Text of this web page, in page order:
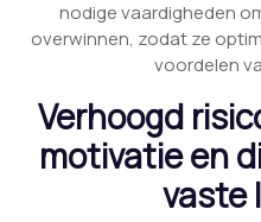
nodige vaardigheden
overwinnen, zodat ze
voordelen
Verhoogd
motivatie en
vaste